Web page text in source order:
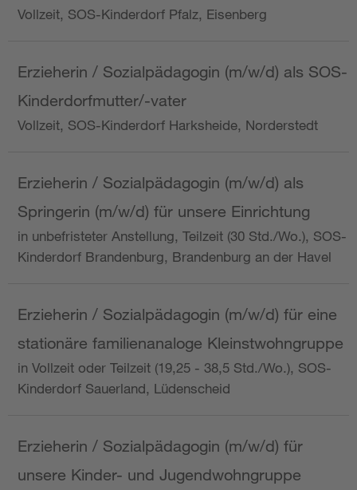
Vollzeit, SOS-Kinderdorf Pfalz, Eisenberg
Erzieherin / Sozialpädagogin (m/w/d) als SOS-
Kinderdorfmutter/-vater
Vollzeit, SOS-Kinderdorf Harksheide, Norderstedt
Erzieherin / Sozialpädagogin (m/w/d) als
Springerin (m/w/d) für unsere Einrichtung
in unbefristeter Anstellung, Teilzeit (30 Std./Wo.), SOS-
Kinderdorf Brandenburg, Brandenburg an der Havel
Erzieherin / Sozialpädagogin (m/w/d) für eine
stationäre familienanaloge Kleinstwohngruppe
in Vollzeit oder Teilzeit (19,25 - 38,5 Std./Wo.), SOS-
Kinderdorf Sauerland, Lüdenscheid
Erzieherin / Sozialpädagogin (m/w/d) für
unsere Kinder- und Jugendwohngruppe